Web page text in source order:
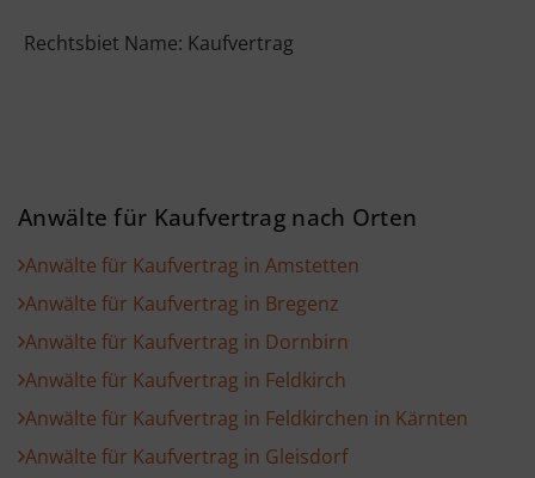
Rechtsbiet Name: Kaufvertrag
Anwälte für Kaufvertrag nach Orten
Anwälte für Kaufvertrag in Amstetten
Anwälte für Kaufvertrag in Bregenz
Anwälte für Kaufvertrag in Dornbirn
Anwälte für Kaufvertrag in Feldkirch
Anwälte für Kaufvertrag in Feldkirchen in Kärnten
Anwälte für Kaufvertrag in Gleisdorf